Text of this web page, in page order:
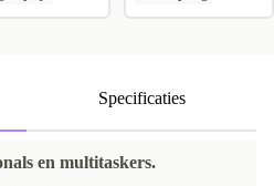
Specificaties
en multitaskers.